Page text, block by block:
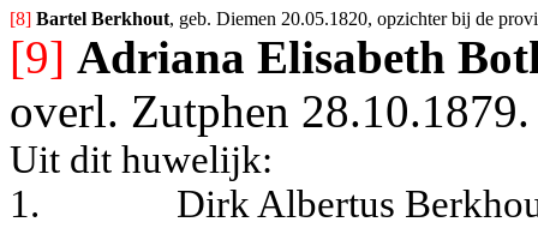
[8] Bartel Berkhout, geb. Diemen 20.05.1820, opzichter bij de
[9] Adriana Elisabeth
overl. Zutphen 28.10.1879.
Uit dit huwelijk:
1.
Dirk Albertus